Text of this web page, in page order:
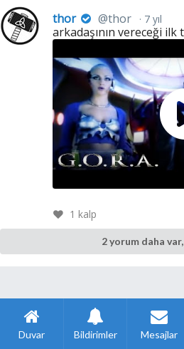
thor @thor 7 yıl
arkadaşının vereceği
1 kalp
2 yorum daha
Duvar Bildirimler Mesajlar